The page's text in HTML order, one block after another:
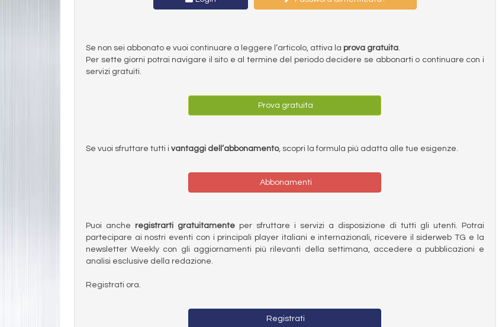
Se non sei abbonato e vuoi continuare a leggere l’articolo, attiva la prova gratuita.
Per sette giorni potrai navigare il sito e al termine del periodo decidere se abbonarti o continuare con i
servizi gratuiti.
Prova gratuita
Se vuoi sfruttare tutti i vantaggi dell’abbonamento, scopri la formula più adatta alle tue esigenze.
Abbonamenti
Puoi anche registrarti gratuitamenteper sfruttare i servizi a disposizione di tutti gli utenti. Potrai
partecipare ai nostri eventi con i principali player italiani e internazionali, ricevere il siderweb TG e la
newsletter Weekly con gli aggiornamenti più rilevanti della settimana, accedere a pubblicazioni e
analisi esclusive della redazione.
Registrati ora.
Registrati